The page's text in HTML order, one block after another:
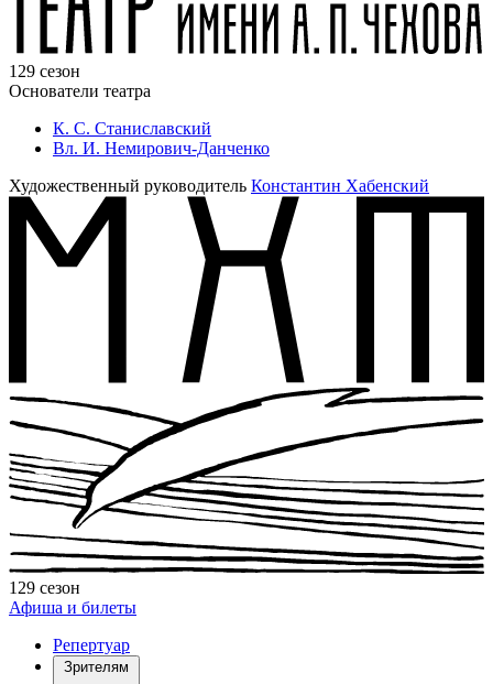
129 сезон
Основатели театра
К. С. Станиславский
Вл. И. Немирович-Данченко
Художественный руководитель Константин Хабенский
129 сезон
Афиша и билеты
Репертуар
Зрителям